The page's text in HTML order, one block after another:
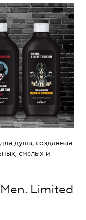
душа, созданная
смелых и
Limited